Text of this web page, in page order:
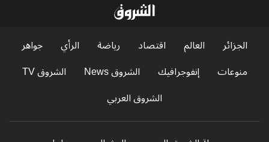
الجزائر العالم اقتصاد رياضة الرأي
جواهر
منوعات
إنفوجرافيك الشروق News
الشروق TV
الشروق العربي